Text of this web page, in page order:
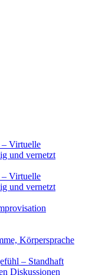
Virtuelle
und vernetzt
Virtuelle
und vernetzt
Körpersprache
– Standhaft
Diskussionen